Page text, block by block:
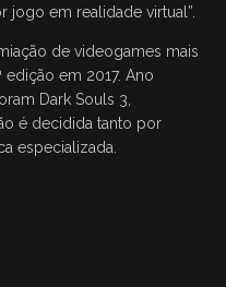
jogo em realidade virtual”.
de videogames mais
em 2017. Ano
Dark Souls 3,
é decidida tanto por
especializada.